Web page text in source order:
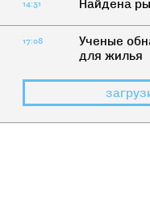
14:31 Найдена
17:08
Ученые
для жилья